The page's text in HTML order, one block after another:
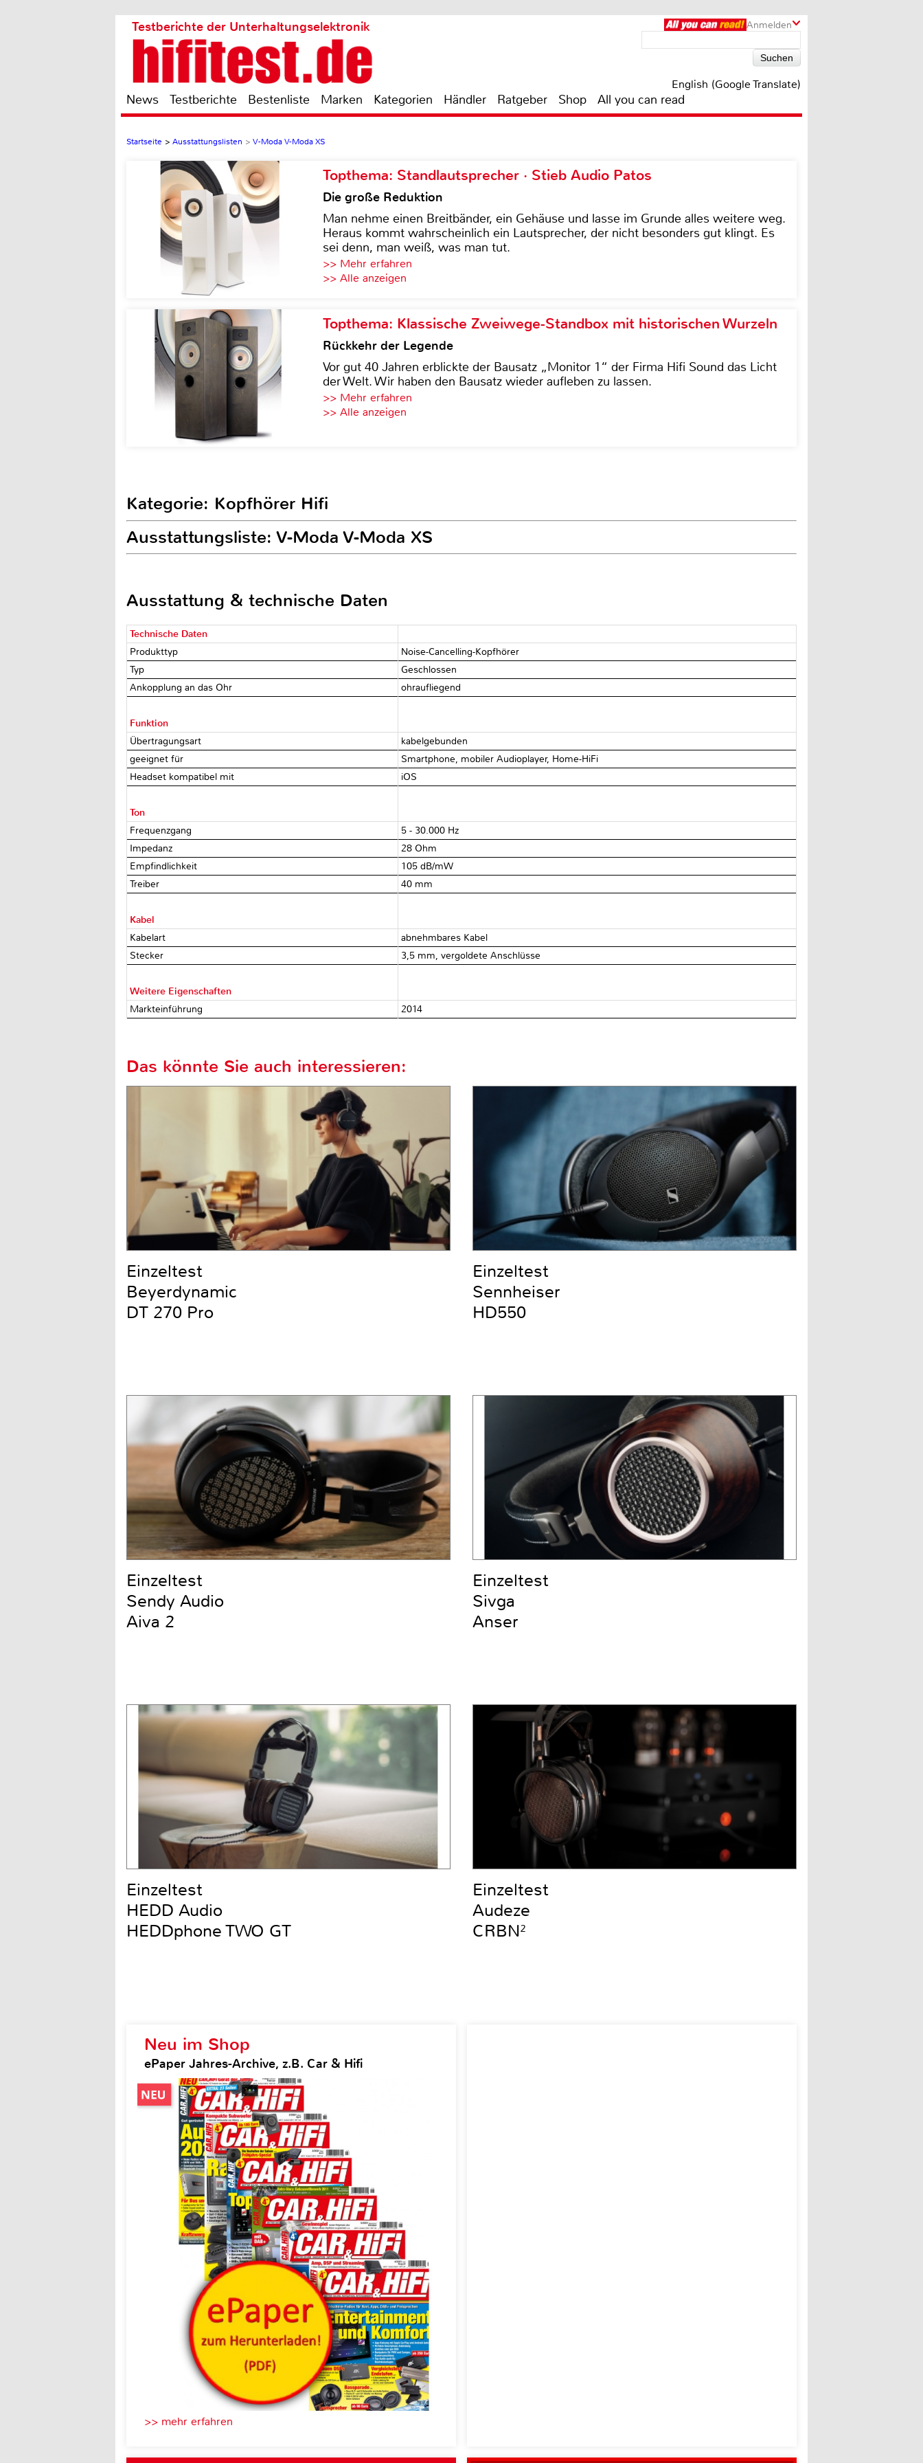
Anmelden
Testberichte der Unterhaltungselektronik
English (Google Translate)
News Testberichte Bestenliste Marken Kategorien Händler Ratgeber Shop All you can read
Startseite > Ausstattungslisten > V-Moda V-Moda XS
Topthema: Standlautsprecher · Stieb Audio Patos
Die große Reduktion
Man nehme einen Breitbänder, ein Gehäuse und lasse im Grunde alles weitere weg.
Heraus kommt wahrscheinlich ein Lautsprecher, der nicht besonders gut klingt. Es
sei denn, man weiß, was man tut.
>> Mehr erfahren
>> Alle anzeigen
Topthema: Klassische Zweiwege-Standbox mit historischen Wurzeln
Rückkehr der Legende
Vor gut 40 Jahren erblickte der Bausatz „Monitor 1“ der Firma Hifi Sound das Licht
der Welt. Wir haben den Bausatz wieder aufleben zu lassen.
>> Mehr erfahren
>> Alle anzeigen
Kategorie: Kopfhörer Hifi
Ausstattungsliste: V-Moda V-Moda XS
Ausstattung & technische Daten
Technische Daten
Produkttyp
Noise-Cancelling-Kopfhörer
Typ
Geschlossen
Ankopplung an das Ohr
ohraufliegend
Funktion
Übertragungsart
kabelgebunden
geeignet für
Smartphone, mobiler Audioplayer, Home-HiFi
Headset kompatibel mit
iOS
Ton
Frequenzgang
5 - 30.000 Hz
Impedanz
28 Ohm
Empfindlichkeit
105 dB/mW
Treiber
40 mm
Kabel
Kabelart
abnehmbares Kabel
Stecker
3,5 mm, vergoldete Anschlüsse
Weitere Eigenschaften
Markteinführung
2014
Neu im Shop
ePaper Jahres-Archive, z.B. Car & Hifi
>> mehr erfahren
Das könnte Sie auch interessieren:
Einzeltest
Beyerdynamic
DT 270 Pro
Einzeltest
Sennheiser
HD550
Einzeltest
Sendy Audio
Aiva 2
Einzeltest
Sivga
Anser
Einzeltest
HEDD Audio
HEDDphone TWO GT
Einzeltest
Audeze
CRBN²